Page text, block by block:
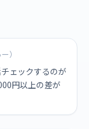
）
ェックするのが
円以上の差が